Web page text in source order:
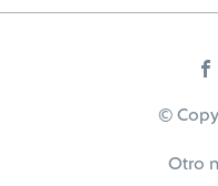
©
Otro